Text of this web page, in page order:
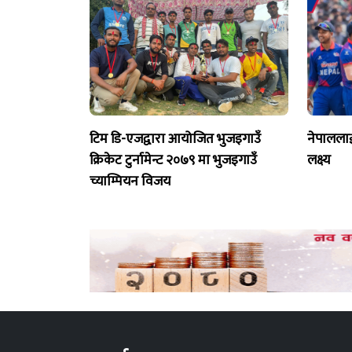
टिम डि-एजद्वारा आयोजित भुजइगाउँ
क्रिकेट टुर्नामेन्ट २०७९ मा भुजइगाउँ
च्याम्पियन विजय
लक्ष्य